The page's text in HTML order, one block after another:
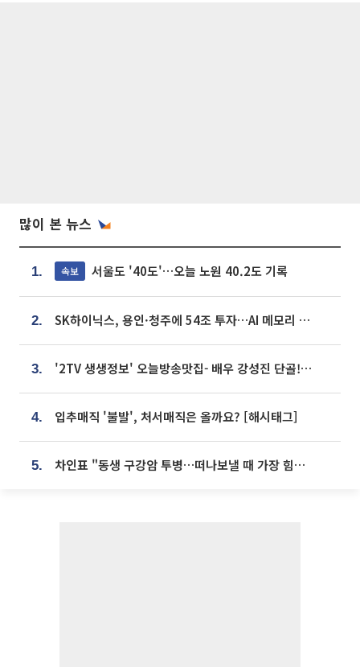
많이 본 뉴스
1. 속보 서울도 '40도'…오늘 노원 40.2도 기록
2. SK하이닉스, 용인·청주에 54조 투자…AI 메모리 생산기지 키운다
3. '2TV 생생정보' 오늘방송맛집- 배우 강성진 단골! 쌀국수ㆍ푸팟퐁 커리 맛집 '블○○○'
4. 입추매직 '불발', 처서매직은 올까요? [해시태그]
5. 차인표 "동생 구강암 투병…떠나보낼 때 가장 힘들었다”